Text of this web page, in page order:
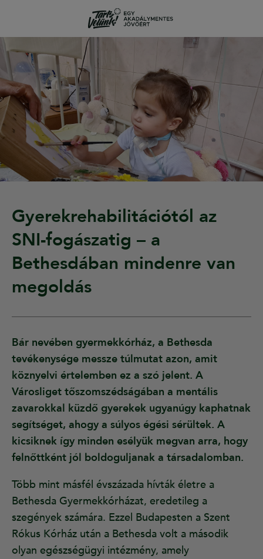
Gyerekrehabilitációtól az
SNI-fogászatig – a
Bethesdában mindenre van
megoldás
Bár nevében gyermekkórház, a Bethesda
tevékenysége messze túlmutat azon, amit
köznyelvi értelemben ez a szó jelent. A
Városliget tőszomszédságában a mentális
zavarokkal küzdő gyerekek ugyanúgy kaphatnak
segítséget, ahogy a súlyos égési sérültek. A
kicsiknek így minden esélyük megvan arra, hogy
felnőttként jól boldoguljanak a társadalomban.
Több mint másfél évszázada hívták életre a
Bethesda Gyermekkórházat, eredetileg a
szegények számára. Ezzel Budapesten a Szent
Rókus Kórház után a Bethesda volt a második
olyan egészségügyi intézmény, amely